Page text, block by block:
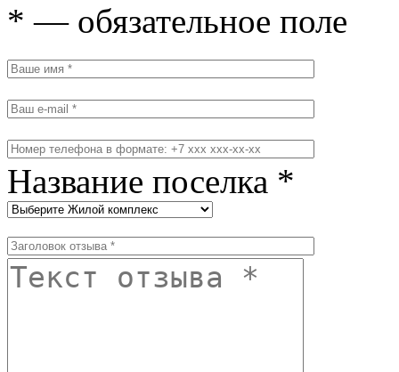
* — обязательное поле
Название поселка *